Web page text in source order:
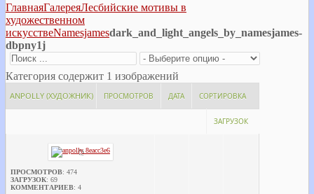
ГлавнаяГалереяЛесбийские мотивы в
художественном
искусствеNamesjamesdark_and_light_angels_by_namesjames-
dbpny1j
Категория содержит 1 изображений
ANPOLLY (ХУДОЖНИК) СОРТИРОВКА
ДАТА
ПРОСМОТРОВ
ЗАГРУЗОК
ПРОСМОТРОВ: 474
ЗАГРУЗОК: 69
КОММЕНТАРИЕВ: 4